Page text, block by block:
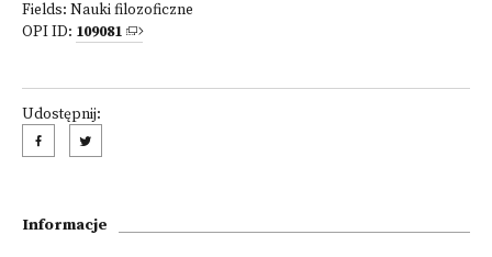
Fields: Nauki filozoficzne
OPI ID: 109081
Udostępnij:
Informacje